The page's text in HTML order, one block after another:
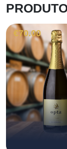
€70.00